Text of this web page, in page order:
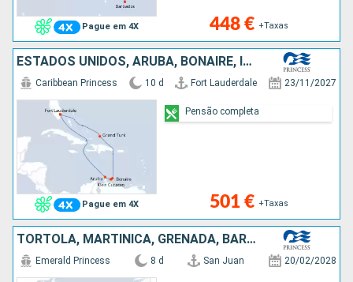
Pague em 4X 448 € +Taxas
ESTADOS UNIDOS, ARUBA, BONAIRE, ILHAS TURCAS E CAICOS
Pague em 4X
Caribbean Princess 10 d Fort Lauderdale 23/11/2027
501 € +Taxas
Pensão completa
TORTOLA, MARTINICA, GRENADA, BARBADOS, PORTO RICO
Emerald Princess 8 d San Juan 20/02/2028